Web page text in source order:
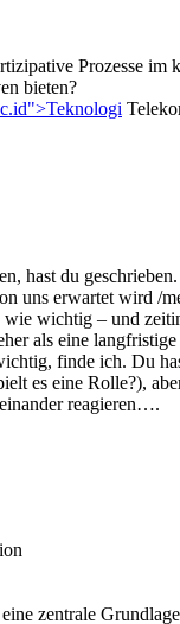
Prozesse
bieten?
hast du
uns erwartet wird /
wichtig – und
als eine
finde ich. Du
es eine Rolle?),
reagieren….
zentrale